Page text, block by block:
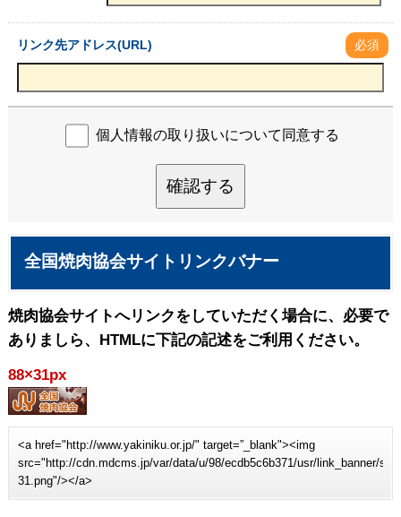
リンク先アドレス(URL) 必須
個人情報の取り扱いについて同意する
確認する
全国焼肉協会サイトリンクバナー
焼肉協会サイトへリンクをしていただく場合に、必要で
ありましら、HTMLに下記の記述をご利用ください。
88×31px
<a href="http://www.yakiniku.or.jp/" target=”_blank"><img
src="http://cdn.mdcms.jp/var/data/u/98/ecdb5c6b371/usr/link_banner/
31.png"/></a>